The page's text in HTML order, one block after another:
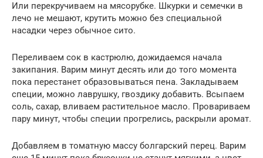
Или перекручиваем на мясорубке. Шкурки и семечки в
лечо не мешают, крутить можно без специальной
насадки через обычное сито.
Переливаем сок в кастрюлю, дожидаемся начала
закипания. Варим минут десять или до того момента
пока перестанет образовываться пена. Закладываем
специи, можно лаврушку, гвоздику добавить. Всыпаем
соль, сахар, вливаем растительное масло. Провариваем
пару минут, чтобы специи прогрелись, раскрыли аромат.
Добавляем в томатную массу болгарский перец. Варим